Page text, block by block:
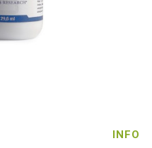
INFO